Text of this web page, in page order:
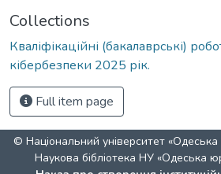
Collections
Кваліфікаційні (бакалаврські)
кібербезпеки 2025 рік.
Full item page
© Національний університет
Наукова бібліотека НУ «Одеська